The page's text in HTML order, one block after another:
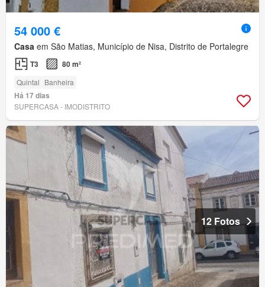
54 000 €
Casa em São Matias, Município de Nisa, Distrito de Portalegre
T3 80 m²
Quintal Banheira
Há 17 dias
SUPERCASA - IMODISTRITO
12 Fotos